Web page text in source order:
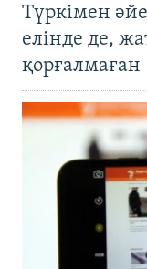
Түркімен
елінде де,
қорғалмаған